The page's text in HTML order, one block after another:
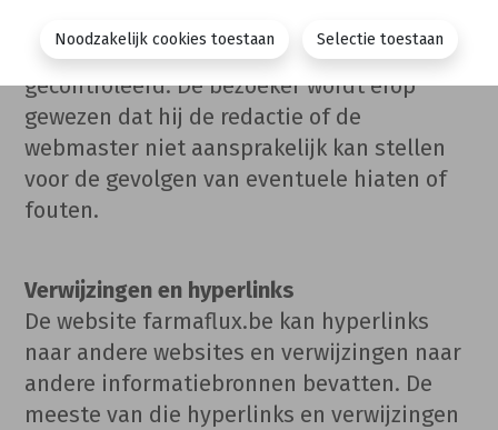
Noodzakelijk cookies toestaan Selectie toestaan
vinden, werd met de grootste zorg
gecontroleerd. De bezoeker wordt erop
gewezen dat hij de redactie of de
webmaster niet aansprakelijk kan stellen
voor de gevolgen van eventuele hiaten of
fouten.
Verwijzingen en hyperlinks
De website farmaflux.be kan hyperlinks
naar andere websites en verwijzingen naar
andere informatiebronnen bevatten. De
meeste van die hyperlinks en verwijzingen